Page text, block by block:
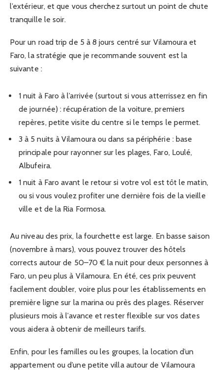
l’extérieur, et que vous cherchez surtout un point de chute
tranquille le soir.
Pour un road trip de 5 à 8 jours centré sur Vilamoura et
Faro, la stratégie que je recommande souvent est la
suivante :
1 nuit à Faro à l’arrivée (surtout si vous atterrissez en fin
de journée) : récupération de la voiture, premiers
repères, petite visite du centre si le temps le permet.
3 à 5 nuits à Vilamoura ou dans sa périphérie : base
principale pour rayonner sur les plages, Faro, Loulé,
Albufeira.
1 nuit à Faro avant le retour si votre vol est tôt le matin,
ou si vous voulez profiter une dernière fois de la vieille
ville et de la Ria Formosa.
Au niveau des prix, la fourchette est large. En basse saison
(novembre à mars), vous pouvez trouver des hôtels
corrects autour de 50–70 € la nuit pour deux personnes à
Faro, un peu plus à Vilamoura. En été, ces prix peuvent
facilement doubler, voire plus pour les établissements en
première ligne sur la marina ou près des plages. Réserver
plusieurs mois à l’avance et rester flexible sur vos dates
vous aidera à obtenir de meilleurs tarifs.
Enfin, pour les familles ou les groupes, la location d’un
appartement ou d’une petite villa autour de Vilamoura